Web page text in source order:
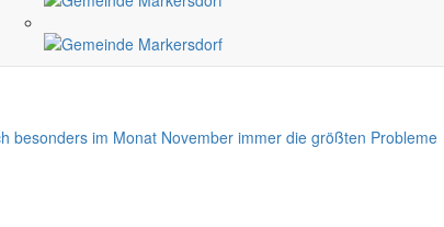
besonders im Monat November immer die größten Probleme